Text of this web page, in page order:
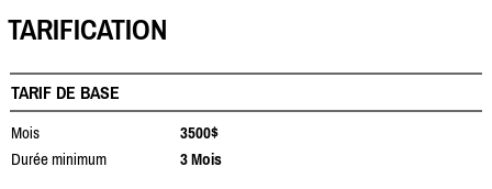
TARIFICATION
TARIF DE BASE
Mois
3500$
Durée minimum
3 Mois